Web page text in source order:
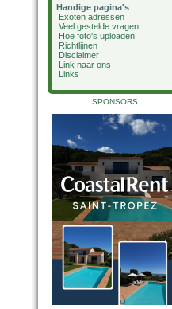
Handige pagina's
Exoten adressen
Veel gestelde vragen
Hoe foto's uploaden
Richtlijnen
Disclaimer
Link naar ons
Links
SPONSORS